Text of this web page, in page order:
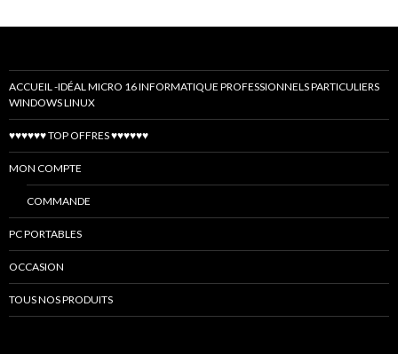
ACCUEIL -IDÉAL MICRO 16 INFORMATIQUE PROFESSIONNELS PARTICULIERS
WINDOWS LINUX
♥♥♥♥♥♥ TOP OFFRES ♥♥♥♥♥♥
MON COMPTE
COMMANDE
PC PORTABLES
OCCASION
TOUS NOS PRODUITS